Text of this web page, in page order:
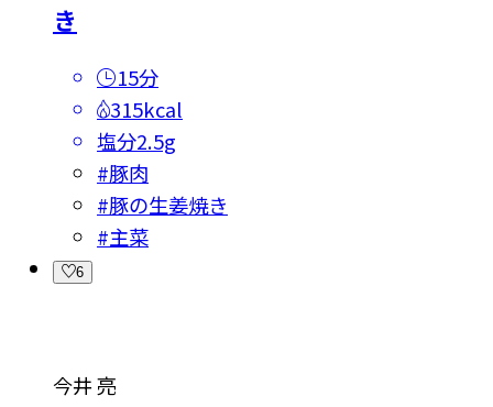
き
15分
315kcal
塩分2.5g
#豚肉
#豚の生姜焼き
#主菜
6
今井 亮